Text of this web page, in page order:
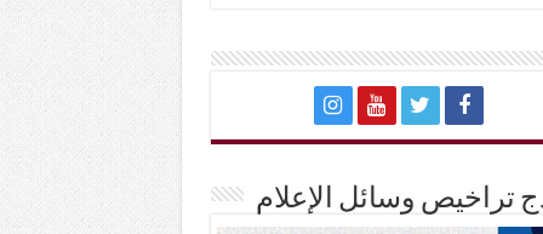
تراخيص وسائل الإعلام